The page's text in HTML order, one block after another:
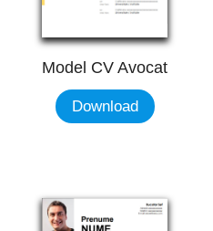
Model CV Avocat
Download